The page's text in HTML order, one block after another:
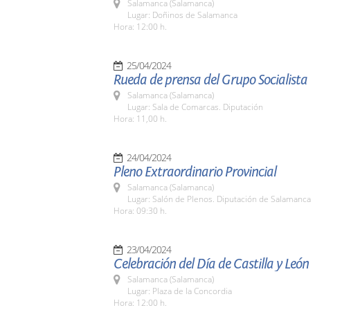
Salamanca (Salamanca)
Lugar: Doñinos de Salamanca
Hora: 12:00 h.
25/04/2024
Rueda de prensa del Grupo Socialista
Salamanca (Salamanca)
Lugar: Sala de Comarcas. Diputación
Hora: 11,00 h.
24/04/2024
Pleno Extraordinario Provincial
Salamanca (Salamanca)
Lugar: Salón de Plenos. Diputación de Salamanca
Hora: 09:30 h.
23/04/2024
Celebración del Día de Castilla y León
Salamanca (Salamanca)
Lugar: Plaza de la Concordia
Hora: 12:00 h.